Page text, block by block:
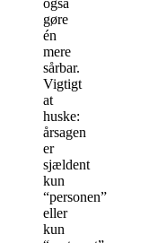
også
gøre
én
mere
sårbar.
Vigtigt
at
huske:
årsagen
er
sjældent
kun
“personen”
eller
kun